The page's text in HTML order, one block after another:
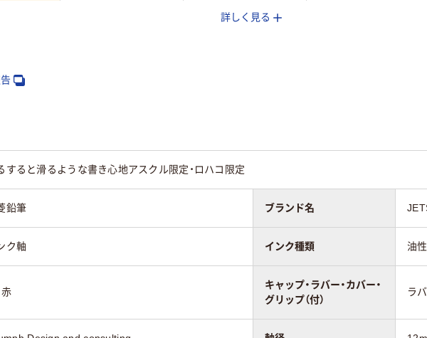
黒･赤（ブラック・レッ
ド）
黒・赤（ブラック・レッ
ド）
詳しく見る
すると滑るような書き心地アスクル限定・ロハコ限定
鉛筆 ブランド名
ク軸 インク種類 油
赤
キャップ・ラバー・カバー・
グリップ（付）
ラ